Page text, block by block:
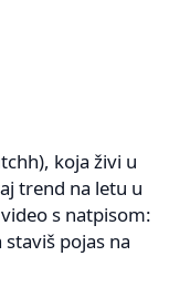
koja živi u
trend na letu u
s natpisom:
pojas na